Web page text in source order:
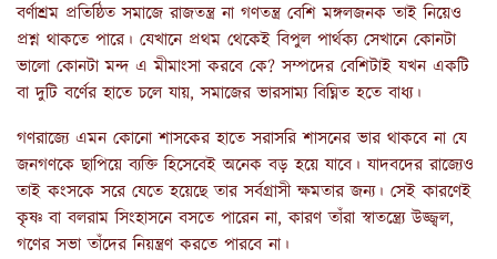
বর্ণাশ্রম প্রতিষ্ঠিত সমাজে রাজতন্ত্র না গণতন্ত্র বেশি মঙ্গলজনক তাই নিয়েও
প্রশ্ন থাকতে পারে। যেখানে প্রথম থেকেই বিপুল পার্থক্য সেখানে কোনটা
ভালো কোনটা মন্দ এ মীমাংসা করবে কে? সম্পদের বেশিটাই যখন একটি
বা দুটি বর্ণের হাতে চলে যায়, সমাজের ভারসাম্য বিঘ্নিত হতে বাধ্য।
গণরাজ্যে এমন কোনো শাসকের হাতে সরাসরি শাসনের ভার থাকবে না যে
জনগণকে ছাপিয়ে ব্যক্তি হিসেবেই অনেক বড় হয়ে যাবে। যাদবদের রাজ্যেও
তাই কংসকে সরে যেতে হয়েছে তার সর্বগ্রাসী ক্ষমতার জন্য। সেই কারণেই
কৃষ্ণ বা বলরাম সিংহাসনে বসতে পারেন না, কারণ তাঁরা স্বাতন্ত্র্যে উজ্জ্বল,
গণের সভা তাঁদের নিয়ন্ত্রণ করতে পারবে না।